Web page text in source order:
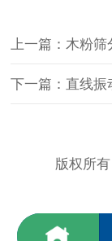
上一篇：木粉筛
下一篇：直线振
版权所